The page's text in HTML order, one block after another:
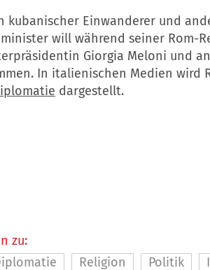
kubanischer Einwanderer und
will während seiner Rom-
Giorgia Meloni und
In italienischen Medien wird
dargestellt.
zu:
Religion Politik